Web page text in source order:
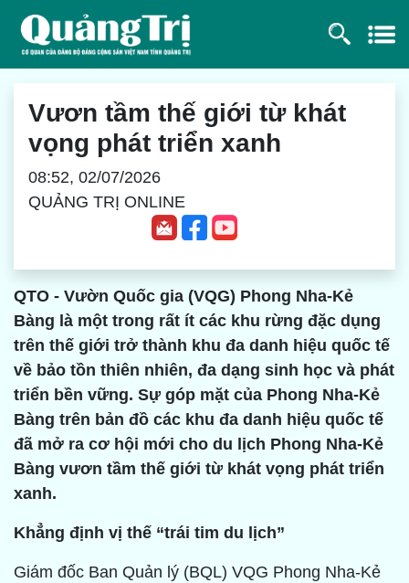
Vươn tầm thế giới từ khát
vọng phát triển xanh
08:52, 02/07/2026
QUẢNG TRỊ ONLINE
QTO - Vườn Quốc gia (VQG) Phong Nha-Kẻ
Bàng là một trong rất ít các khu rừng đặc dụng
trên thế giới trở thành khu đa danh hiệu quốc tế
về bảo tồn thiên nhiên, đa dạng sinh học và phát
triển bền vững. Sự góp mặt của Phong Nha-Kẻ
Bàng trên bản đồ các khu đa danh hiệu quốc tế
đã mở ra cơ hội mới cho du lịch Phong Nha-Kẻ
Bàng vươn tầm thế giới từ khát vọng phát triển
xanh.
Khẳng định vị thế “trái tim du lịch”
Giám đốc Ban Quản lý (BQL) VQG Phong Nha-Kẻ